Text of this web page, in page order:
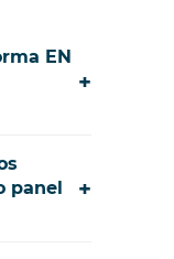
EN
+
panel
+